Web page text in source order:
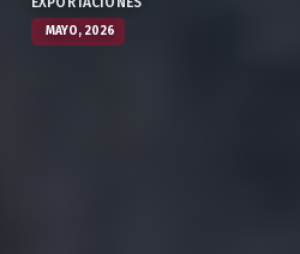
MAYO, 2026